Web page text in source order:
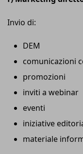
Invio di:
DEM
comunicazioni
promozioni
inviti a webinar
eventi
iniziative
materiale